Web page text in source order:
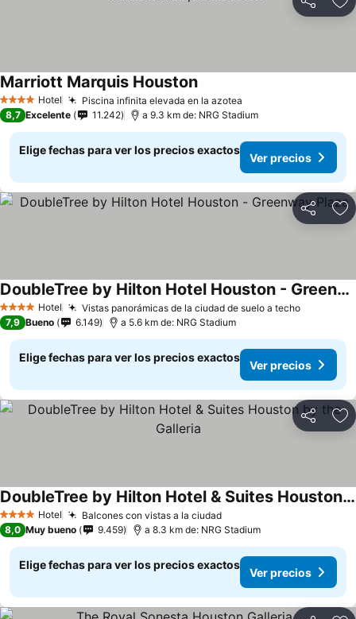
Compartir
4 EstrellasHotel Piscina infinita elevada en la azotea
Marriott Marquis HoustonVer precios
8,7 Excelente 11.242 a 9.3 km de: NRG Stadium
Elige fechas para ver los precios exactos
Ver precios
Compartir
4 EstrellasHotel Vistas panorámicas de la ciudad de suelo a techoVer
DoubleTree by Hilton Hotel Houston - Greenway Plaza
Ver precios
7,9 Bueno 6.149 a 5.6 km de: NRG Stadium
Elige fechas para ver los precios exactos
Ver precios
Compartir
4 EstrellasHotel Balcones con vistas a la ciudadVer precios
DoubleTree by Hilton Hotel & Suites Houston by the Galleria
Ver precios
8,0 Muy bueno 9.459 a 8.3 km de: NRG Stadium
Elige fechas para ver los precios exactos
Ver precios